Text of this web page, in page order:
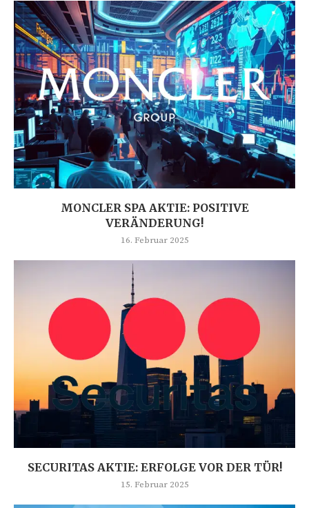
MONCLER SPA AKTIE: POSITIVE
VERÄNDERUNG!
16. Februar 2025
SECURITAS AKTIE: ERFOLGE VOR DER TÜR!
15. Februar 2025